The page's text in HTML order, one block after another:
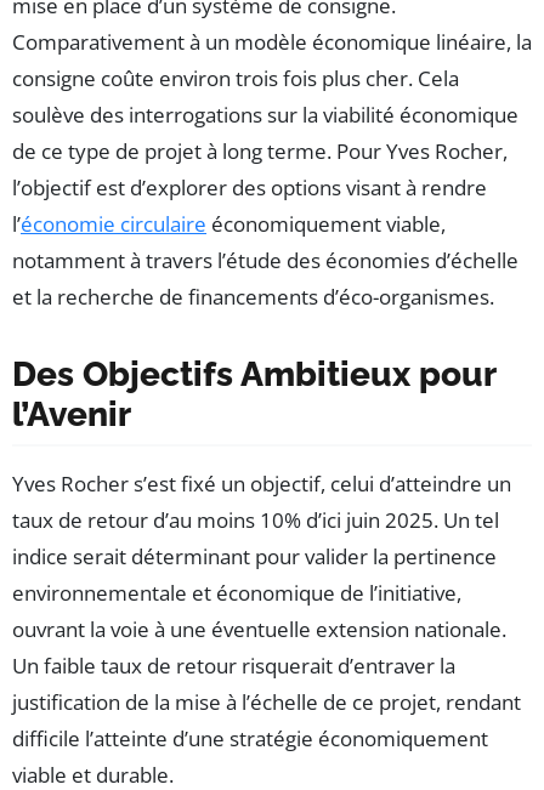
Comparativement à un modèle économique linéaire, la
consigne coûte environ trois fois plus cher. Cela
soulève des interrogations sur la viabilité économique
de ce type de projet à long terme. Pour Yves Rocher,
l’objectif est d’explorer des options visant à rendre
l’économie circulaire économiquement viable,
notamment à travers l’étude des économies d’échelle
et la recherche de financements d’éco-organismes.
Des Objectifs Ambitieux pour
l’Avenir
Yves Rocher s’est fixé un objectif, celui d’atteindre un
taux de retour d’au moins 10% d’ici juin 2025. Un tel
indice serait déterminant pour valider la pertinence
environnementale et économique de l’initiative,
ouvrant la voie à une éventuelle extension nationale.
Un faible taux de retour risquerait d’entraver la
justification de la mise à l’échelle de ce projet, rendant
difficile l’atteinte d’une stratégie économiquement
viable et durable.